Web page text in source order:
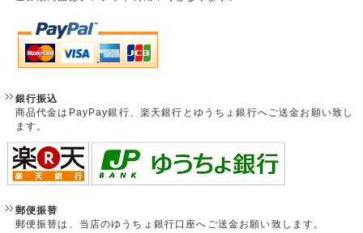
銀行振込
商品代金はPayPay銀行、楽天銀行とゆうちょ銀行へご送金お願い致し
ます。
郵便振替
郵便振替は、当店のゆうちょ銀行口座へご送金お願い致します。